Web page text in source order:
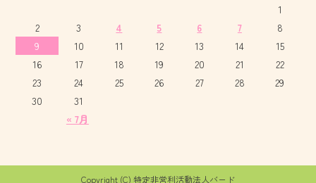
« 7月
1
2
3 4 5 6 7
8
9
10 11 12 13 14
15
16
17 18 19 20 21
22
23
24 25 26 27 28
29
30
31
Copyright (C) 特定非営利活動法人バード